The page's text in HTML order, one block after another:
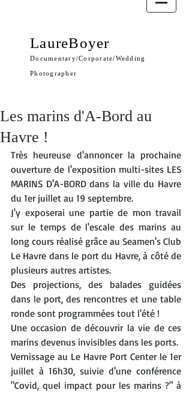
LaureBoyer
Documentary/Corporate/Wedding
Photographer
Les marins d'A-Bord au
Havre !
Très heureuse d'annoncer la prochaine
ouverture de l'exposition multi-sites LES
MARINS D'A-BORD dans la ville du Havre
du 1er juillet au 19 septembre.
J'y exposerai une partie de mon travail
sur le temps de l'escale des marins au
long cours réalisé grâce au Seamen's Club
Le Havre dans le port du Havre, à côté de
plusieurs autres artistes.
Des projections, des balades guidées
dans le port, des rencontres et une table
ronde sont programmées tout l'été !
Une occasion de découvrir la vie de ces
marins devenus invisibles dans les ports.
Vernissage au Le Havre Port Center le 1er
juillet à 16h30, suivie d'une conférence
"Covid, quel impact pour les marins ?" à